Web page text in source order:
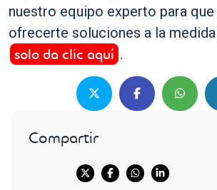
nuestro equipo experto para
ofrecerte soluciones a la
solo da clic aquí .
Compartir